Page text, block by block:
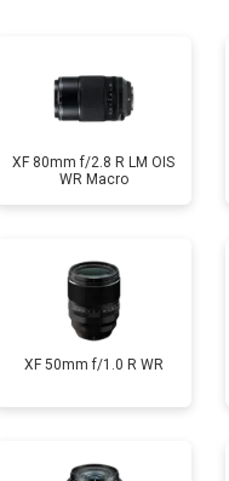
XF 80mm f/2.8 R LM OIS
WR Macro
XF 50mm f/1.0 R WR